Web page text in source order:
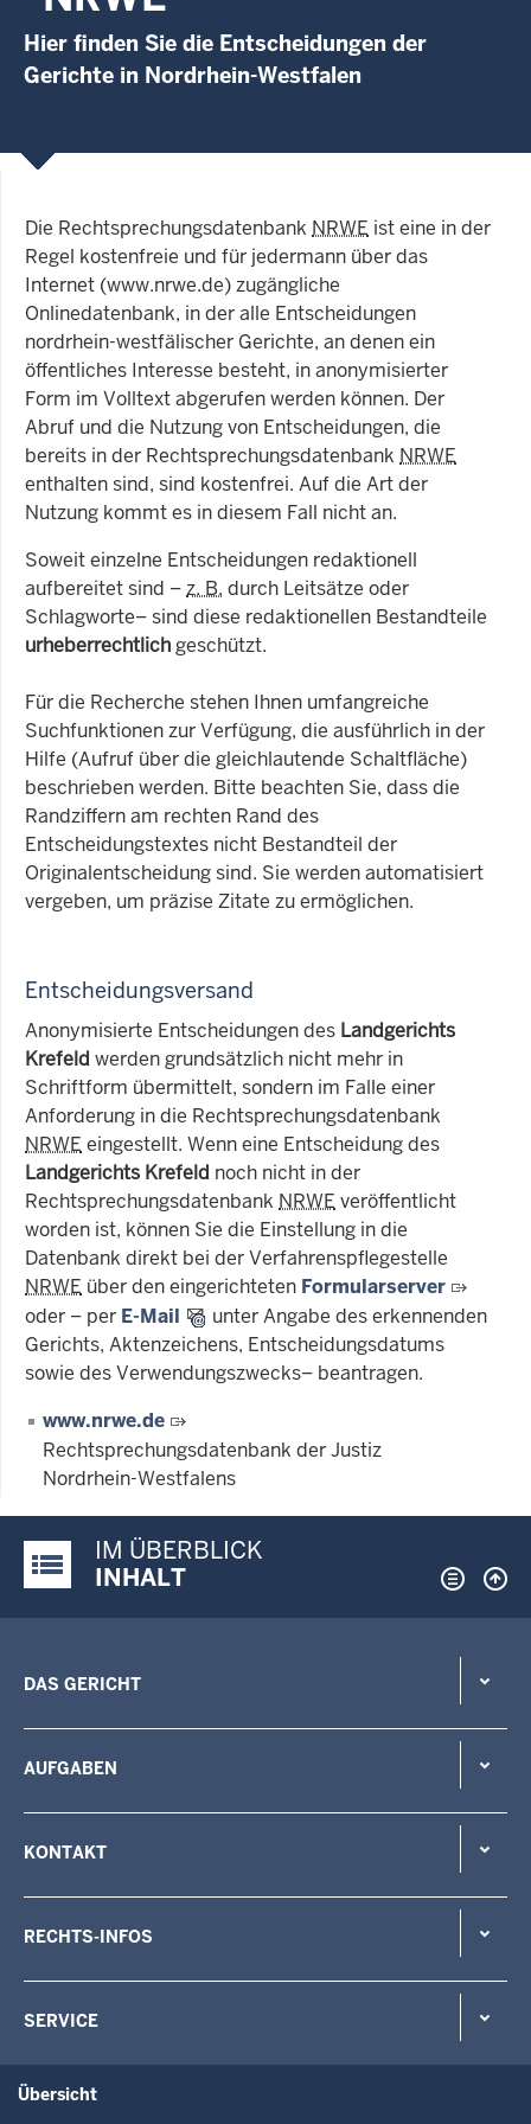
Hier finden Sie die Entscheidungen der
Gerichte in Nordrhein-Westfalen
Die Rechtsprechungsdatenbank NRWE ist eine in der
Regel kostenfreie und für jedermann über das
Internet (www.nrwe.de) zugängliche
Onlinedatenbank, in der alle Entscheidungen
nordrhein-westfälischer Gerichte, an denen ein
öffentliches Interesse besteht, in anonymisierter
Form im Volltext abgerufen werden können. Der
Abruf und die Nutzung von Entscheidungen, die
bereits in der Rechtsprechungsdatenbank NRWE
enthalten sind, sind kostenfrei. Auf die Art der
Nutzung kommt es in diesem Fall nicht an.
Soweit einzelne Entscheidungen redaktionell
aufbereitet sind –z. B. durch Leitsätze oder
Schlagworte– sind diese redaktionellen Bestandteile
urheberrechtlichgeschützt.
Für die Recherche stehen Ihnen umfangreiche
Suchfunktionen zur Verfügung, die ausführlich in der
Hilfe (Aufruf über die gleichlautende Schaltfläche)
beschrieben werden. Bitte beachten Sie, dass die
Randziffern am rechten Rand des
Entscheidungstextes nicht Bestandteil der
Originalentscheidung sind. Sie werden automatisiert
vergeben, um präzise Zitate zu ermöglichen.
Entscheidungsversand
Anonymisierte Entscheidungen des Landgerichts
Krefeldwerden grundsätzlich nicht mehr in
Schriftform übermittelt, sondern im Falle einer
Anforderung in die Rechtsprechungsdatenbank
NRWE eingestellt. Wenn eine Entscheidung des
Landgerichts Krefeld noch nicht in der
Rechtsprechungsdatenbank NRWE veröffentlicht
worden ist, können Sie die Einstellung in die
Datenbank direkt bei der Verfahrenspflegestelle
NRWE über den eingerichteten Formularserver
oder – per E-Mail
unter Angabe des erkennenden
Gerichts, Aktenzeichens, Entscheidungsdatums
sowie des Verwendungszwecks– beantragen.
www.nrwe.de
Rechtsprechungsdatenbank der Justiz
Nordrhein-Westfalens
Justiz-Portal im Überblick:
IM ÜBERBLICK
INHALT
DAS GERICHT
AUFGABEN
KONTAKT
RECHTS-INFOS
SERVICE
Übersicht